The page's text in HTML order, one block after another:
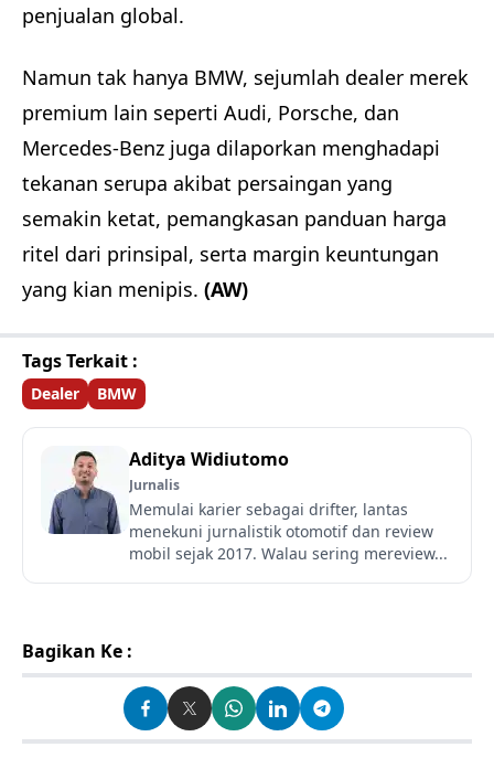
penjualan global.
Namun tak hanya BMW, sejumlah dealer merek
premium lain seperti Audi, Porsche, dan
Mercedes-Benz juga dilaporkan menghadapi
tekanan serupa akibat persaingan yang
semakin ketat, pemangkasan panduan harga
ritel dari prinsipal, serta margin keuntungan
yang kian menipis. (AW)
Tags Terkait :
Dealer BMW
Aditya Widiutomo
Jurnalis
Memulai karier sebagai drifter, lantas
menekuni jurnalistik otomotif dan review
mobil sejak 2017. Walau sering mereview...
Bagikan Ke :